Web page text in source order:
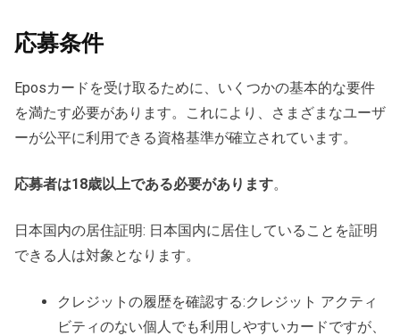
応募条件
Eposカードを受け取るために、いくつかの基本的な要件
を満たす必要があります。これにより、さまざまなユーザ
ーが公平に利用できる資格基準が確立されています。
応募者は18歳以上である必要があります。
日本国内の居住証明: 日本国内に居住していることを証明
できる人は対象となります。
クレジットの履歴を確認する:クレジット アクティ
ビティのない個人でも利用しやすいカードですが、